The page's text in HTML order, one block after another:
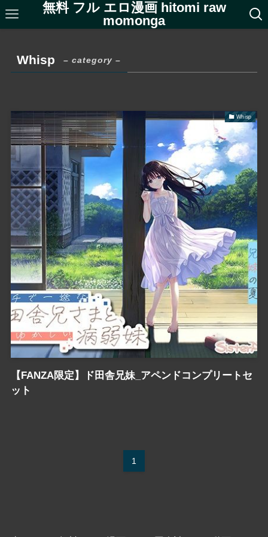
無料 フル エロ漫画 hitomi raw
momonga
Whisp – category –
Whisp
【FANZA限定】ド田舎兄妹_アペンドコンプリートセ
ット
1